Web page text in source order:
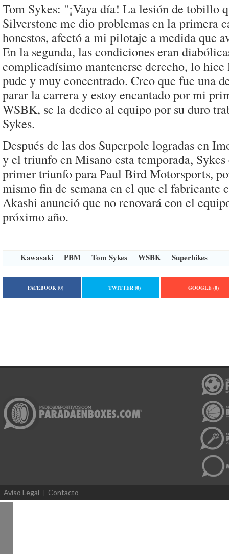
Tom Sykes: "¡Vaya día! La lesión de tobillo
Silverstone me dio problemas en la primera
honestos, afectó a mi pilotaje a medida que
En la segunda, las condiciones eran
complicadísimo mantenerse derecho, lo hice
pude y muy concentrado. Creo que fue una
parar la carrera y estoy encantado por mi
WSBK, se la dedico al equipo por su duro
Sykes.
Después de las dos Superpole logradas en
y el triunfo en Misano esta temporada, Sykes
primer triunfo para Paul Bird Motorsports,
mismo fin de semana en el que el fabricante
Akashi anunció que no renovará con el
próximo año.
Kawasaki PBM Tom Sykes WSBK Superbikes
FACEBOOK(0) TWITTER(0) GOOGLE(0)
Aviso Legal Contacto